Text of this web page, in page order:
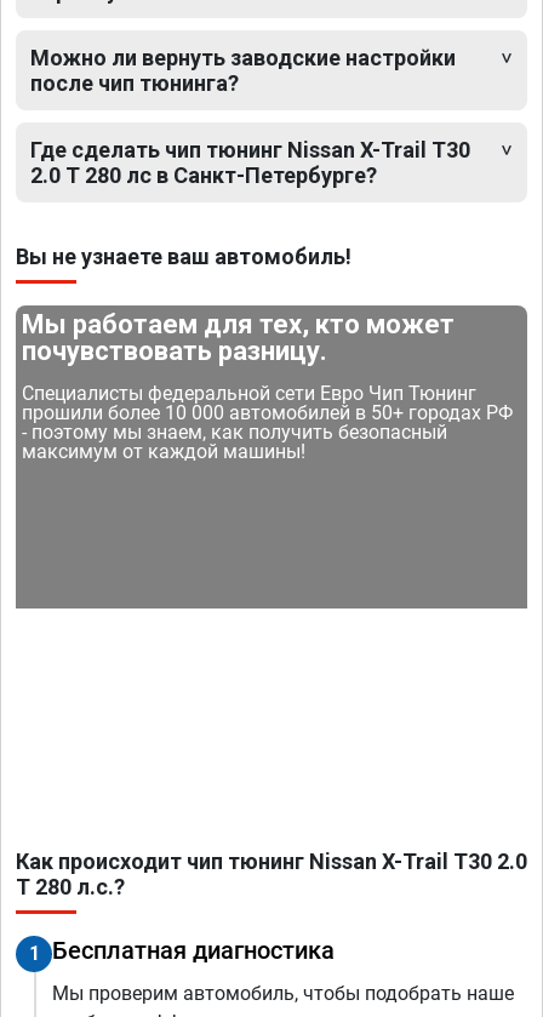
Можно ли вернуть заводские настройки
после чип тюнинга?
Где сделать чип тюнинг Nissan X-Trail T30
2.0 T 280 лс в Санкт-Петербурге?
Вы не узнаете ваш автомобиль!
Мы работаем для тех, кто может
почувствовать разницу.
Специалисты федеральной сети Евро Чип Тюнинг
прошили более 10 000 автомобилей в 50+ городах РФ
- поэтому мы знаем, как получить безопасный
максимум от каждой машины!
Как происходит чип тюнинг Nissan X-Trail T30 2.0
T 280 л.с.?
1 Бесплатная диагностика
Мы проверим автомобиль, чтобы подобрать наше